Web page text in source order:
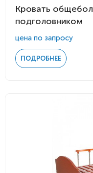
Кровать
подголовником
цена по запросу
ПОДРОБНЕЕ